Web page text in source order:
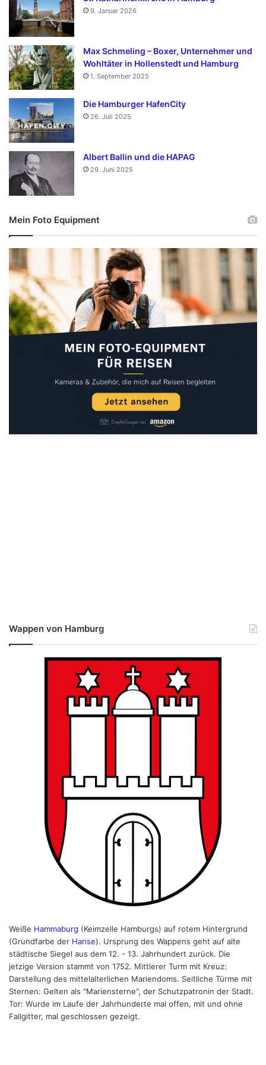
9. Januar 2026
Max Schmeling – Boxer, Unternehmer und
Wohltäter in Hollenstedt und Hamburg
1. September 2025
Die Hamburger HafenCity
26. Juli 2025
Albert Ballin und die HAPAG
29. Juni 2025
Mein Foto Equipment
Wappen von Hamburg
Weiße Hammaburg (Keimzelle Hamburgs) auf rotem Hintergrund
(Grundfarbe der Hanse). Ursprung des Wappens geht auf alte
städtische Siegel aus dem 12. - 13. Jahrhundert zurück. Die
jetzige Version stammt von 1752. Mittlerer Turm mit Kreuz:
Darstellung des mittelalterlichen Mariendoms. Seitliche Türme mit
Sternen: Gelten als "Mariensterne", der Schutzpatronin der Stadt.
Tor: Wurde im Laufe der Jahrhunderte mal offen, mit und ohne
Fallgitter, mal geschlossen gezeigt.